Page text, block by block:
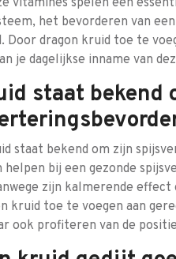
vitamines spelen een
het bevorderen van
Door dragon kruid toe te
je dagelijkse inname van
staat bekend
staat bekend om zijn
helpen bij een gezonde
zijn kalmerende
kruid toe te voegen aan
ook profiteren van de